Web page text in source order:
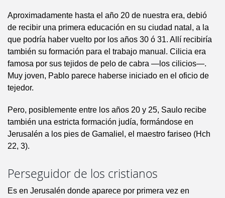
Aproximadamente hasta el año 20 de nuestra era, debió
de recibir una primera educación en su ciudad natal, a la
que podría haber vuelto por los años 30 ó 31. Allí recibiría
también su formación para el trabajo manual. Cilicia era
famosa por sus tejidos de pelo de cabra —los cilicios—.
Muy joven, Pablo parece haberse iniciado en el oficio de
tejedor.
Pero, posiblemente entre los años 20 y 25, Saulo recibe
también una estricta formación judía, formándose en
Jerusalén a los pies de Gamaliel, el maestro fariseo (Hch
22, 3).
Perseguidor de los cristianos
Es en Jerusalén donde aparece por primera vez en